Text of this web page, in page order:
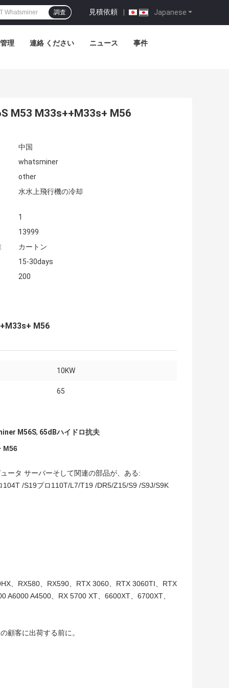
Japanese
見積依頼 |
調査
理 連絡 ください ニュース 事件
M53 M33s++M33s+ M56
中国
whatsminer
other
水水上飛行機の冷却
1
13999
カートン
15-30days
200
M56
10KW
65
M56S, 65dBハイドロ抗夫
M56
ータ サーバーそして関連の部品が、ある:
/S19プロ110T/L7/T19 /DR5/Z15/S9 /S9J/S9K
、RX580、RX590、RTX 3060、RTX 3060TI、RTX
A6000 A4500、RX 5700 XT、6600XT、6700XT、
顧客に出荷する前に。